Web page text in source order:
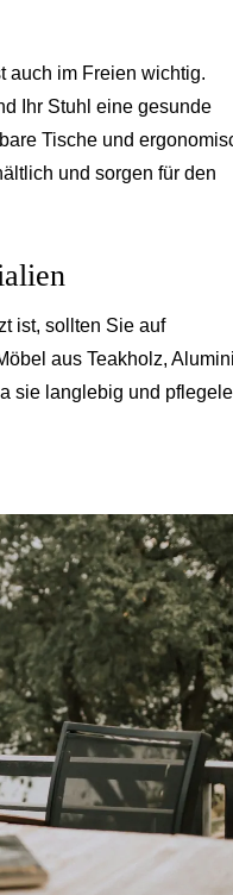
auch im Freien wichtig.
Ihr Stuhl eine gesunde
Tische und
und sorgen für den
ist, sollten Sie auf
aus Teakholz,
sie langlebig und